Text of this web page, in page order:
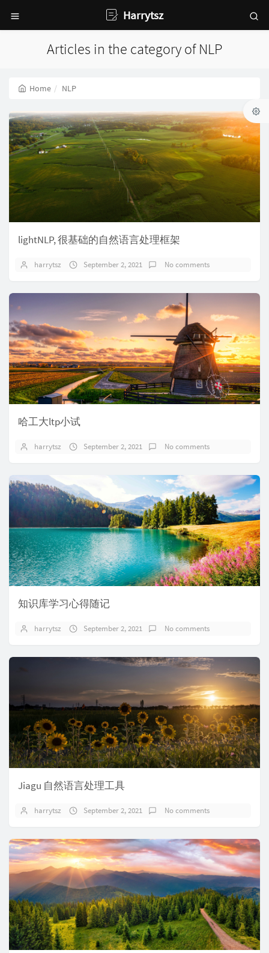
Harrytsz
Articles in the category of NLP
Home NLP
lightNLP, 很基础的自然语言处理框架
harrytsz September 2, 2021 No comments
哈工大ltp小试
harrytsz September 2, 2021 No comments
知识库学习心得随记
harrytsz September 2, 2021 No comments
Jiagu 自然语言处理工具
harrytsz September 2, 2021 No comments